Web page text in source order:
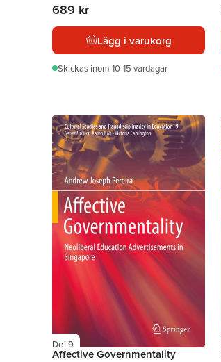
689 kr
Lägg i varukorg
Skickas inom 10-15 vardagar
Del 9
Affective Governmentality